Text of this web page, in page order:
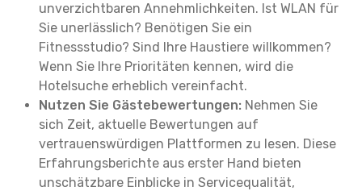
unverzichtbaren Annehmlichkeiten. Ist WLAN für
Sie unerlässlich? Benötigen Sie ein
Fitnessstudio? Sind Ihre Haustiere willkommen?
Wenn Sie Ihre Prioritäten kennen, wird die
Hotelsuche erheblich vereinfacht.
Nutzen Sie Gästebewertungen: Nehmen Sie
sich Zeit, aktuelle Bewertungen auf
vertrauenswürdigen Plattformen zu lesen. Diese
Erfahrungsberichte aus erster Hand bieten
unschätzbare Einblicke in Servicequalität,